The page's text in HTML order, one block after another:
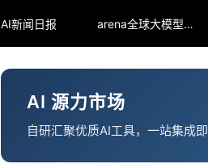
AI新闻日报 arena全球大模型排行榜
AI 源力市场
自研汇聚优质AI工具，一站集成